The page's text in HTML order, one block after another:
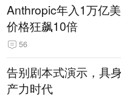
Anthropic年入1万亿
价格狂飙10倍
56
告别剧本式演示，具
产力时代